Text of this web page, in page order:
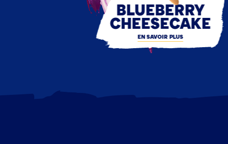
BLUEBERRY
CHEESECAKE
EN SAVOIR PLUS